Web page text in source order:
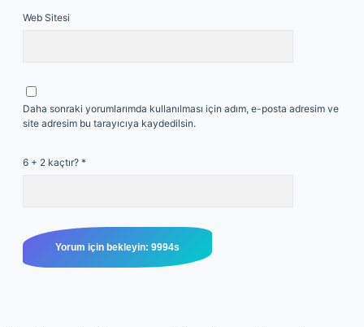
Web Sitesi
Daha sonraki yorumlarımda kullanılması için adım, e-posta adresim ve
site adresim bu tarayıcıya kaydedilsin.
6 + 2 kaçtır? *